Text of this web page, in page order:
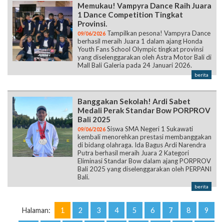
Memukau! Vampyra Dance Raih Juara
1 Dance Competition Tingkat
Provinsi.
09/06/2026 Tampilkan pesona! Vampyra Dance
berhasil meraih Juara 1 dalam ajang Honda
Youth Fans School Olympic tingkat provinsi
yang diselenggarakan oleh Astra Motor Bali di
Mall Bali Galeria pada 24 Januari 2026.
berita
Banggakan Sekolah! Ardi Sabet
Medali Perak Standar Bow PORPROV
Bali 2025
09/06/2026 Siswa SMA Negeri 1 Sukawati
kembali menorehkan prestasi membanggakan
di bidang olahraga. Ida Bagus Ardi Narendra
Putra berhasil meraih Juara 2 Kategori
Eliminasi Standar Bow dalam ajang PORPROV
Bali 2025 yang diselenggarakan oleh PERPANI
Bali.
berita
Halaman: 1 2 3 4 5 6 7 8 9